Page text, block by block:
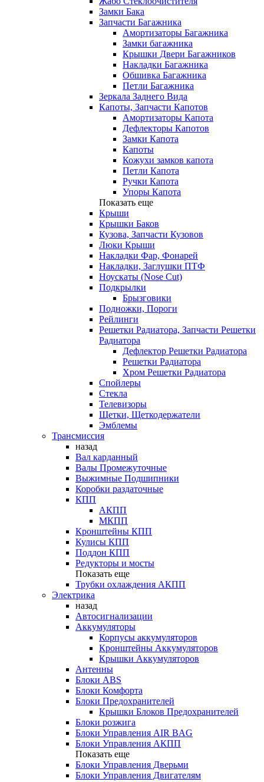
Замки Бака
Запчасти Багажника
Амортизаторы Багажника
Замки багажника
Крышки Двери Багажников
Накладки Багажника
Обшивка Багажника
Петли Багажника
Зеркала Заднего Вида
Капоты, Запчасти Капотов
Амортизаторы Капота
Дефлекторы Капотов
Замки Капота
Капоты
Кожухи замков капота
Петли Капота
Ручки Капота
Упоры Капота
Показать еще
Крыши
Крышки Баков
Кузова, Запчасти Кузовов
Люки Крыши
Накладки Фар, Фонарей
Накладки, Заглушки ПТФ
Ноускаты (Nose Cut)
Подкрылки
Брызговики
Подножки, Пороги
Рейлинги
Решетки Радиатора, Запчасти Решетки
Радиатора
Дефлектор Решетки Радиатора
Решетки Радиатора
Хром Решетки Радиатора
Спойлеры
Стекла
Телевизоры
Щетки, Щеткодержатели
Эмблемы
Трансмиссия
назад
Вал карданный
Валы Промежуточные
Выжимные Подшипники
Коробки раздаточные
КПП
АКПП
МКПП
Кронштейны КПП
Кулисы КПП
Поддон КПП
Редукторы и мосты
Показать еще
Трубки охлаждения АКПП
Электрика
назад
Автосигнализации
Аккумуляторы
Корпусы аккумуляторов
Кронштейны Аккумуляторов
Крышки Аккумуляторов
Антенны
Блоки ABS
Блоки Комфорта
Блоки Предохранителей
Крышки Блоков Предохранителей
Блоки розжига
Блоки Управления AIR BAG
Блоки Управления АКПП
Показать еще
Блоки Управления Дверьми
Блоки Управления Двигателям